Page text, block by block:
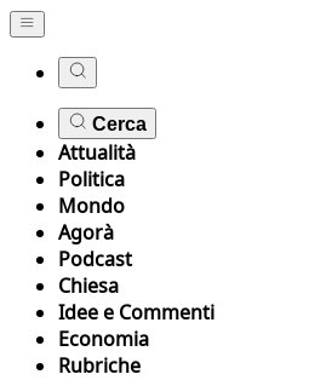
Cerca
Attualità
Politica
Mondo
Agorà
Podcast
Chiesa
Idee e Commenti
Economia
Rubriche